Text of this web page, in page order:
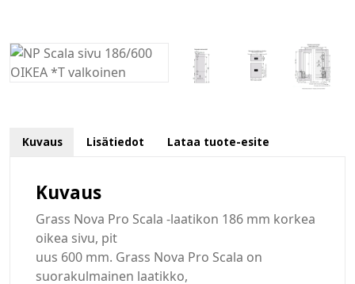
Kuvaus Lisätiedot Lataa tuote-esite
Kuvaus
Grass Nova Pro Scala -laatikon 186 mm korkea
oikea sivu, pit
uus 600 mm. Grass Nova Pro Scala on
suorakulmainen laatikko,